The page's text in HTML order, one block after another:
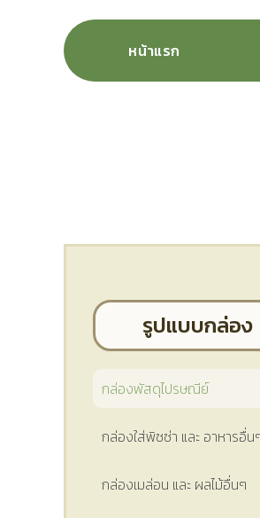
หน้าแรก
รูปแบบกล่อง
กล่องพัสดุไปรษณีย์
กล่องใส่พิซซ่า และ อาหารอื่น
กล่องเมล่อน และ ผลไม้อื่นๆ